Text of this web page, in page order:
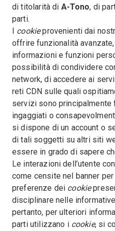
di titolarità di A-Tono, di
parti.
I cookieprovenienti dai
offrire funzionalità
informazioni e funzioni
possibilità di condividere
network, di accedere ai
reti CDN sulle quali
servizi sono
ingaggiati o
si dispone di un account o
di tali soggetti su altri siti
essere in grado di sapere
Le interazioni dell’utente
come censite nel banner
preferenze dei cookie
disciplinare nelle
pertanto, per ulteriori
parti utilizzano i cookie, si